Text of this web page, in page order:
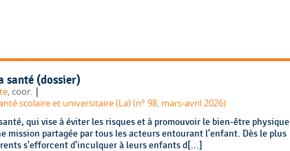
santé (dossier)
, coor. |
scolaire et universitaire (La) (n° 98, mars-avril 2026)
qui vise à éviter les risques et à promouvoir le bien-être physique
mission partagée par tous les acteurs entourant l'enfant. Dès le plus
s'efforcent d'inculquer à leurs enfants d[...]